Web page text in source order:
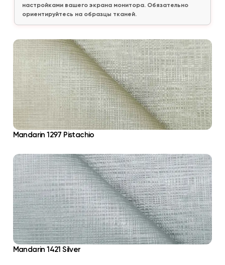
настройками вашего экрана монитора. Обязательно
ориентируйтесь на образцы тканей.
Mandarin 1297 Pistachio
Mandarin 1421 Silver